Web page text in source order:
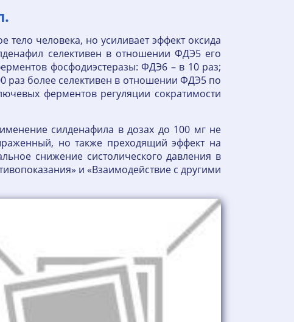
человека, но усиливает эффект оксида
селективен в отношении ФДЭ5 его
фосфодиэстеразы: ФДЭ6 – в 10 раз;
более селективен в отношении ФДЭ5 по
ферментов регуляции сократимости
силденафила в дозах до 100 мг не
но также преходящий эффект на
снижение систолического давления в
и «Взаимодействие с другими